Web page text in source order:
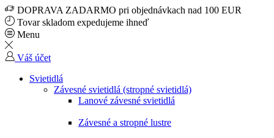
DOPRAVA ZADARMO pri objednávkach nad 100 EUR
Tovar skladom expedujeme ihneď
Menu
Váš účet
Svietidlá
Závesné svietidlá (stropné svietidlá)
Lanové závesné svietidlá
Závesné a stropné lustre